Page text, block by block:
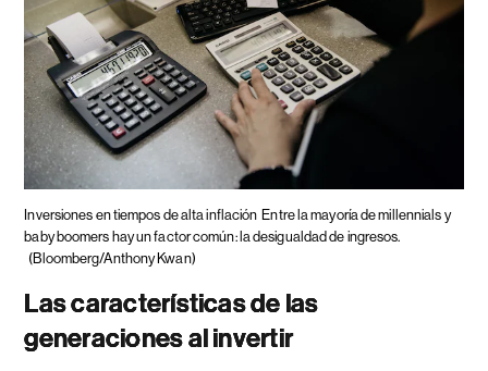
Inversiones en tiempos de alta inflación Entre la mayoría de millennials y
baby boomers hay un factor común: la desigualdad de ingresos.
(Bloomberg/Anthony Kwan)
Las características de las
generaciones al invertir